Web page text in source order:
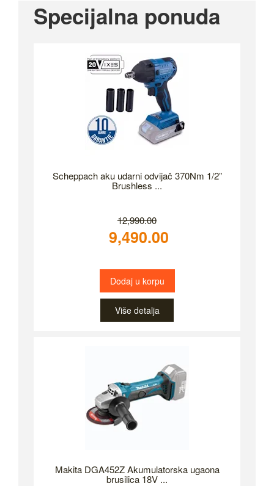
Specijalna ponuda
Scheppach aku udarni odvijač 370Nm 1/2”
Brushless ...
12,990.00
9,490.00
Dodaj u korpu
Više detalja
Makita DGA452Z Akumulatorska ugaona
brusilica 18V ...